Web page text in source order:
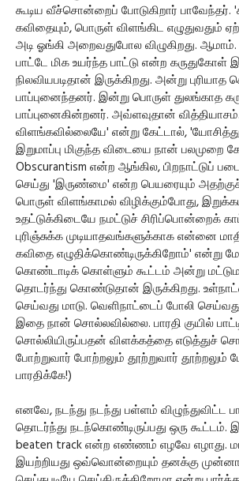
கூடிய வீச்சொன்றைப் போடுகிறார் பாவேந்தர்.
கவிதையும், பொருள் விளங்கிட எழுதுவதும்
அடி ஓங்கி அறைவதுபோல விழுகிறது.
பாட்டே மிக உயர்ந்த பாட்டு என்ற கருதுகோள்
நிலவியபடிதான் இருக்கிறது. அன்று
பாப்புனைந்தனர். இன்று பொருள் துலங்காத
பாப்புனைகின்றனர். அவ்ளவுதான்
விளங்கவில்லையே' என்று கேட்டால், 'யோசித்துப்
இறுமாப்பு மிகுந்த விடையை நான் பலமுறை
Obscurantism என்ற ஆங்கில, பிறநாட்டுப்
செய்து 'இருண்மை' என்ற பெயரையும் அதற்குச்
பொருள் விளங்காமல் விழிக்கும்போது,
உதட்டுக்கிடையே நமட்டுச் சிரிப்பொன்றைக்
புரிஞ்சுக்க முடியாதவங்களுக்காக என்னை
கவிதை எழுதிக்கொண்டிருக்கிறோம்' என்று
கொண்டாடிக் கொள்ளும் கூட்டம் அன்று
தொடர்ந்து கொண்டுதான் இருக்கிறது.
செய்வது மாடு. வெளிநாட்டைப் போலி
இதை நான் சொல்லவில்லை. பாரதி குயில்
சொல்லியிருப்பதன் விளக்கத்தை எடுத்துச்
போற்றுவார் போற்றலும் தூற்றுவார் தூற்றலும்
பாரதிக்கே!)
எனவே, நடந்து நடந்து பள்ளம் விழுந்துவிட்ட
தொடர்ந்து நடந்கொண்டிருப்பது ஒரு கூட்டம்.
beaten track என்ற எண்ணம் எழவே எழாது.
இயற்றியது ஒவ்வொன்றையும் தனக்கு